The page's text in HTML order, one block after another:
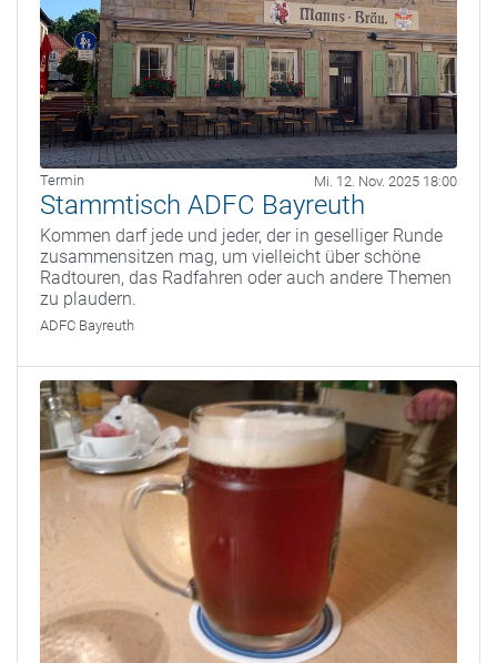
Termin Mi. 12. Nov. 2025 18:00
Stammtisch ADFC Bayreuth
Kommen darf jede und jeder, der in geselliger Runde
zusammensitzen mag, um vielleicht über schöne
Radtouren, das Radfahren oder auch andere Themen
zu plaudern.
ADFC Bayreuth